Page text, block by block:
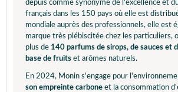
depuis comme synonyme de l'excellence et
français dans les 150 pays où elle est
mondiale auprès des professionnels, elle est
marque très plébiscitée chez les particuliers,
plus de 140 parfums de sirops, de sauces et
base de fruits et arômes naturels.
En 2024, Monin s'engage pour
son empreinte carbone et la consommation